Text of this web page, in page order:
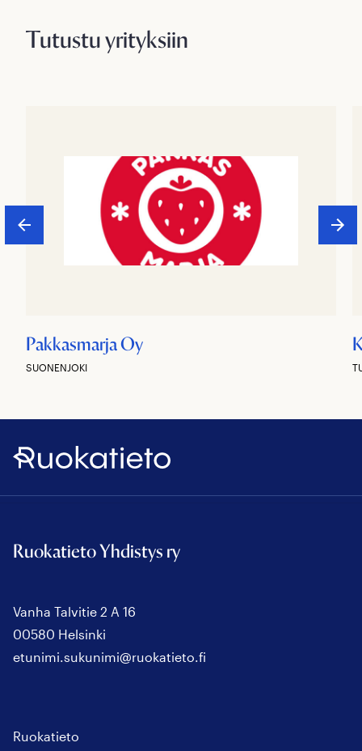
Tutustu yrityksiin
Pakkasmarja Oy
SUONENJOKI
Ruokatieto
Ruokatieto Yhdistys ry
Vanha Talvitie 2 A 16
00580 Helsinki
etunimi.sukunimi@ruokatieto.fi
Ruokatieto